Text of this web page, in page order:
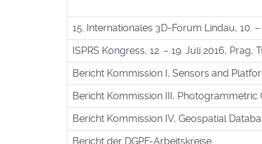
15. Internationales 3D-Forum Lindau, 10. –
ISPRS Kongress, 12. – 19. Juli 2016, Prag,
Bericht Kommission I, Sensors and
Bericht Kommission III,
Bericht Kommission IV, Geospatial
Bericht der DGPF-Arbeitskreise